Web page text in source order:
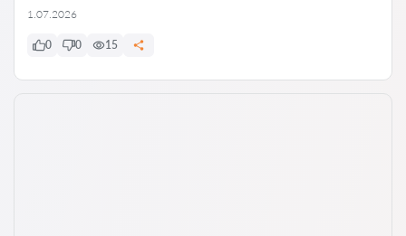
1.07.2026
0 0 15